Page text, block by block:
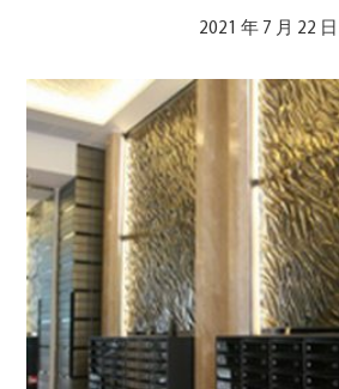
2021 年 7 月 22 日